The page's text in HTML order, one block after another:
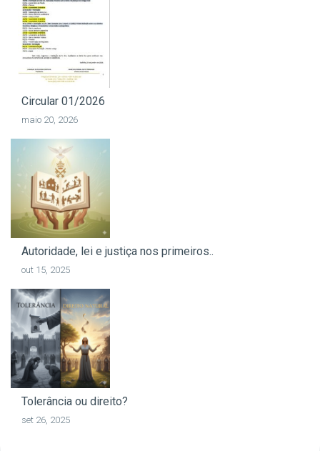
Circular 01/2026
maio 20, 2026
Autoridade, lei e justiça nos primeiros..
out 15, 2025
Tolerância ou direito?
set 26, 2025